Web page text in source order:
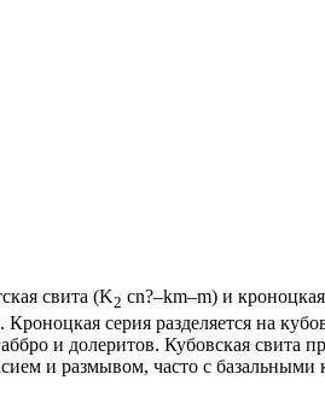
свита (K2 cn?–km–m) и
серия разделяется на
и долеритов. Кубовская свита
и размывом, часто с базальными